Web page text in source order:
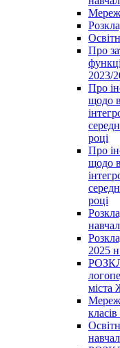
Про
2023/
Про
щодо
році
Про
щодо
році
2025
міста